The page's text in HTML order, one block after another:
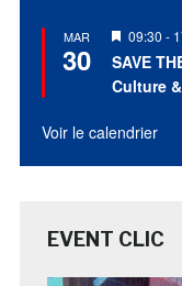
MAR
30
Mis
en
avant
09:30 -
SAVE
Culture
Voir le calendrier
EVENT CLIC